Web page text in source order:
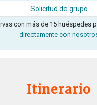
Solicitud de grupo
con más de 15 huéspedes
directamente con
Itinerario